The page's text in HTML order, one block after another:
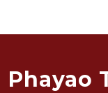
Phayao